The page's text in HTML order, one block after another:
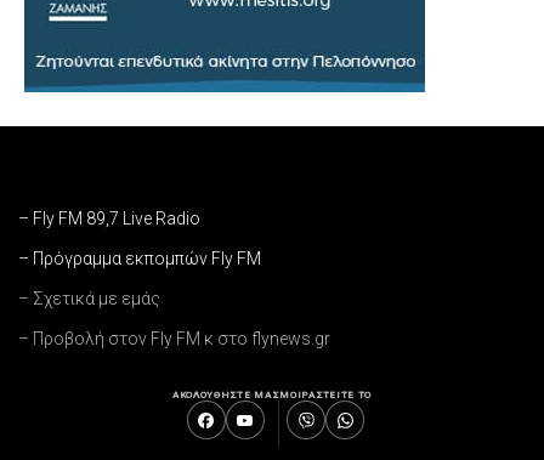
– Fly FM 89,7 Live Radio
– Πρόγραμμα εκπομπών Fly FM
– Σχετικά με εμάς
– Προβολή στον Fly FM κ στο flynews.gr
ΑΚΟΛΟΥΘΗΣΤΕ ΜΑΣΜΟΙΡΑΣΤΕΙΤΕ ΤΟ